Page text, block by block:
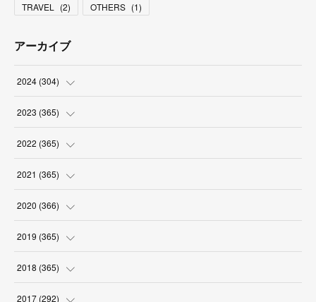
TRAVEL
(2) OTHERS (1)
アーカイブ
2024 (304)
(3)
(31
(30
(31
2023 (365)
(31
(30
(31
(30
2022 (365)
(31
(30
(31
(30
2021 (365)
(31
(30
(31
(30
2020 (366)
(31
(30
(31
2019 (365)
(31
(30
2018 (365)
(31
2017 (292)